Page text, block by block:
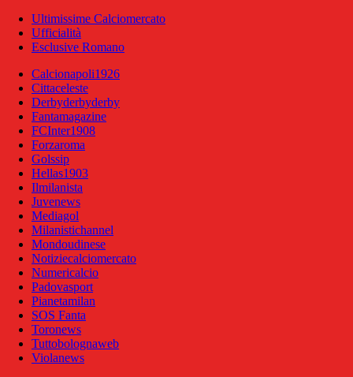
Ultimissime Calciomercato
Ufficialità
Esclusive Romano
Calcionapoli1926
Cittaceleste
Derbyderbyderby
Fantamagazine
FCInter1908
Forzaroma
Golssip
Hellas1903
Ilmilanista
Juvenews
Mediagol
Milanistichannel
Mondoudinese
Notiziecalciomercato
Numericalcio
Padovasport
Pianetamilan
SOS Fanta
Toronews
Tuttobolognaweb
Violanews